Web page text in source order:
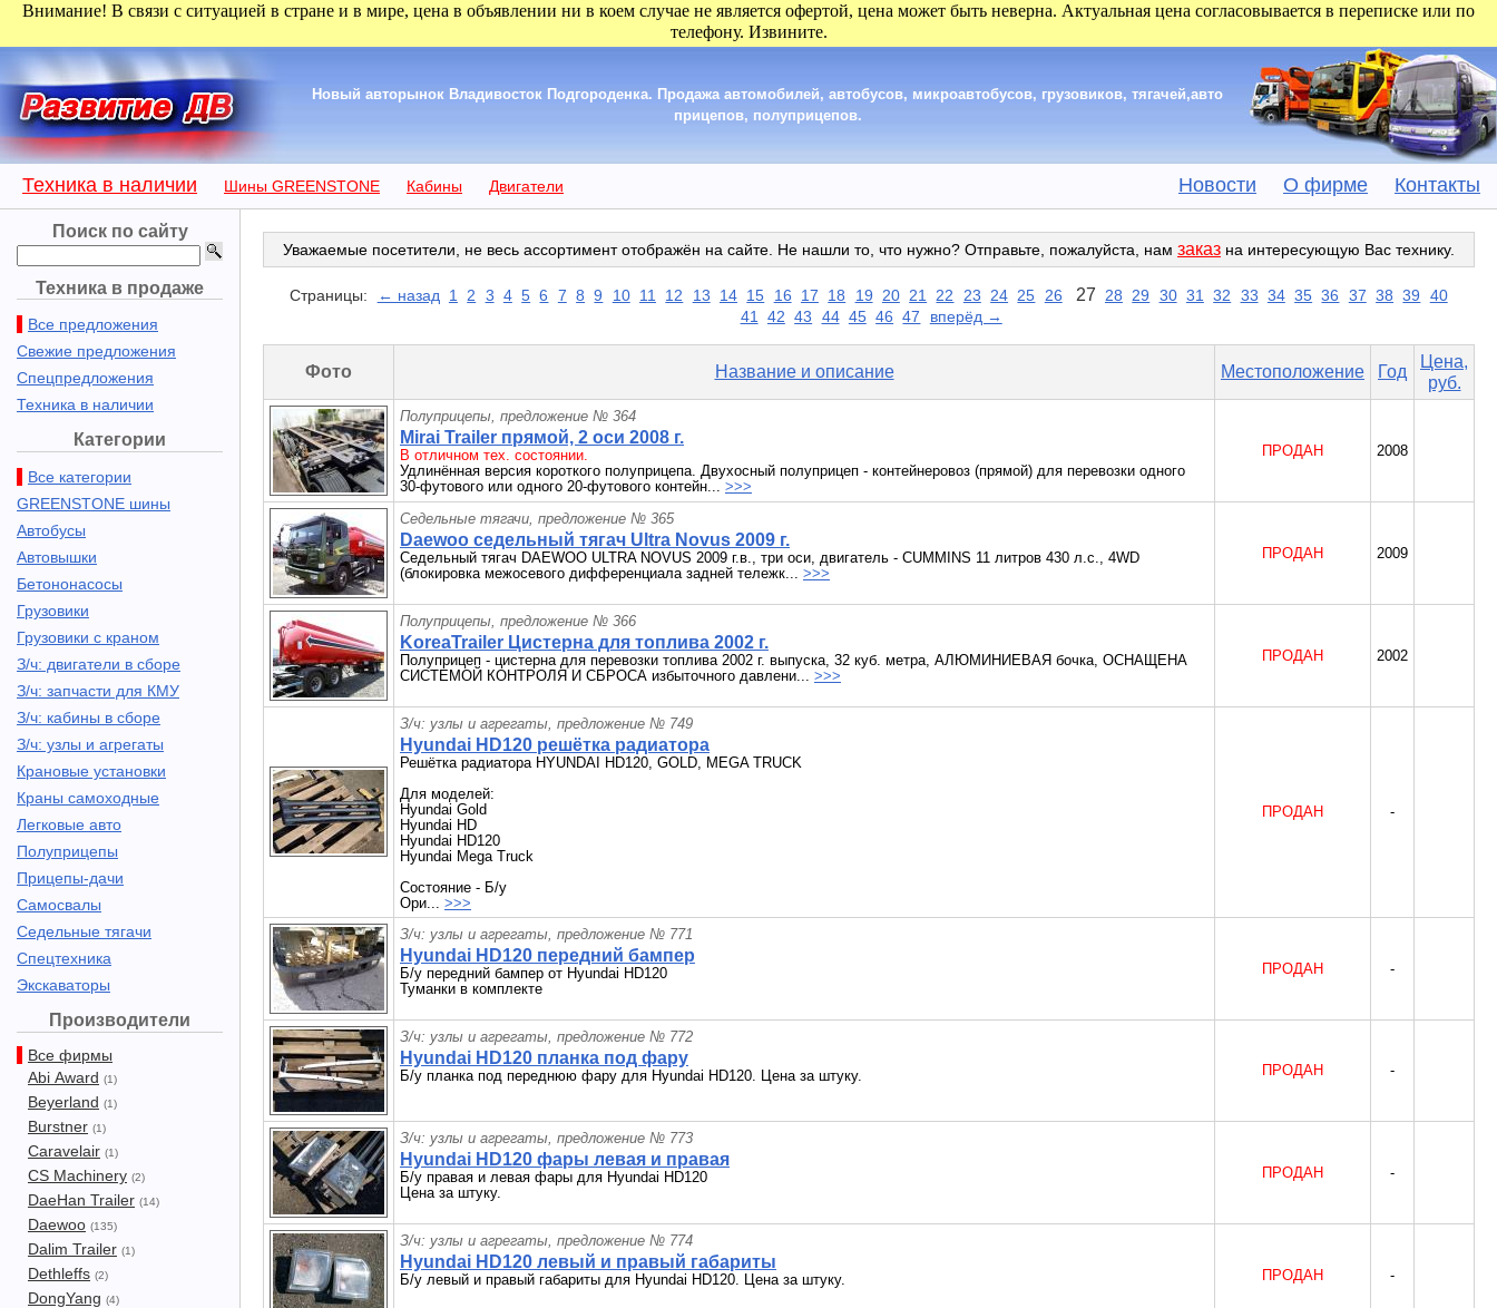
Внимание! В связи с ситуацией в стране и в мире, цена в объявлении ни в коем случае не является офертой, цена может быть неверна. Актуальная цена согласовывается в переписке или по
телефону. Извините.
Новый авторынок Владивосток Подгороденка. Продажа автомобилей, автобусов, микроавтобусов, грузовиков, тягачей,авто
прицепов, полуприцепов.
Техника в наличии Шины GREENSTONE Кабины Двигатели Новости О фирме Контакты
Поиск по сайту
Техника в продаже
Все предложения
Свежие предложения
Спецпредложения
Техника в наличии
Категории
Все категории
GREENSTONE шины
Автобусы
Автовышки
Бетононасосы
Грузовики
Грузовики с краном
З/ч: двигатели в сборе
З/ч: запчасти для КМУ
З/ч: кабины в сборе
З/ч: узлы и агрегаты
Крановые установки
Краны самоходные
Легковые авто
Полуприцепы
Прицепы-дачи
Самосвалы
Седельные тягачи
Спецтехника
Экскаваторы
Производители
Все фирмы
Abi Award (1)
Beyerland (1)
Burstner (1)
Caravelair (1)
CS Machinery (2)
DaeHan Trailer (14)
Daewoo (135)
Dalim Trailer (1)
Dethleffs (2)
DongYang (4)
Уважаемые посетители, не весь ассортимент отображён на сайте. Не нашли то, что нужно? Отправьте, пожалуйста, нам заказ на интересующую Вас технику.
Страницы: ← назад 1 2 3 4 5 6 7 8 9 10 11 12 13 14 15 16 17 18 19 20 21 22 23 24 25 26 27 28 29 30 31 32 33 34 35 36 37 38 39
40
41
42 43 44 45 46 47 вперёд →
Фото Название и описание Местоположение Год
Цена,
руб.
Полуприцепы, предложение № 364
Mirai Trailer прямой, 2 оси 2008 г.
В отличном тех. состоянии.
Удлинённая версия короткого полуприцепа. Двухосный полуприцеп - контейнеровоз (прямой) для перевозки одного
30-футового или одного 20-футового контейн... >>>
ПРОДАН 2008
Седельные тягачи, предложение № 365
Daewoo седельный тягач Ultra Novus 2009 г.
Седельный тягач DAEWOO ULTRA NOVUS 2009 г.в., три оси, двигатель - CUMMINS 11 литров 430 л.с., 4WD
(блокировка межосевого дифференциала задней тележк... >>>
ПРОДАН 2009
Полуприцепы, предложение № 366
KoreaTrailer Цистерна для топлива 2002 г.
Полуприцеп - цистерна для перевозки топлива 2002 г. выпуска, 32 куб. метра, АЛЮМИНИЕВАЯ бочка, ОСНАЩЕНА
СИСТЕМОЙ КОНТРОЛЯ И СБРОСА избыточного давлени... >>>
ПРОДАН 2002
З/ч: узлы и агрегаты, предложение № 749
Hyundai HD120 решётка радиатора
Решётка радиатора HYUNDAI HD120, GOLD, MEGA TRUCK
Для моделей:
Hyundai Gold
Hyundai HD
Hyundai HD120
Hyundai Mega Truck
Состояние - Б/у
Ори... >>>
ПРОДАН -
З/ч: узлы и агрегаты, предложение № 771
Hyundai HD120 передний бампер
Б/у передний бампер от Hyundai HD120
Туманки в комплекте
ПРОДАН -
З/ч: узлы и агрегаты, предложение № 772
Hyundai HD120 планка под фару
Б/у планка под переднюю фару для Hyundai HD120. Цена за штуку. ПРОДАН -
З/ч: узлы и агрегаты, предложение № 773
Hyundai HD120 фары левая и правая
Б/у правая и левая фары для Hyundai HD120
Цена за штуку.
ПРОДАН -
З/ч: узлы и агрегаты, предложение № 774
Hyundai HD120 левый и правый габариты
Б/у левый и правый габариты для Hyundai HD120. Цена за штуку. ПРОДАН -